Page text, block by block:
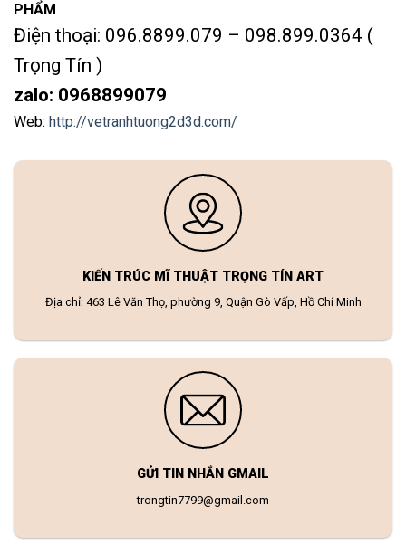
PHẨM
Điện thoại: 096.8899.079 – 098.899.0364 (
Trọng Tín )
zalo: 0968899079
Web: http://vetranhtuong2d3d.com/
KIẾN TRÚC MĨ THUẬT TRỌNG TÍN ART
Địa chỉ: 463 Lê Văn Thọ, phường 9, Quận Gò Vấp, Hồ Chí Minh
GỬI TIN NHẮN GMAIL
trongtin7799@gmail.com